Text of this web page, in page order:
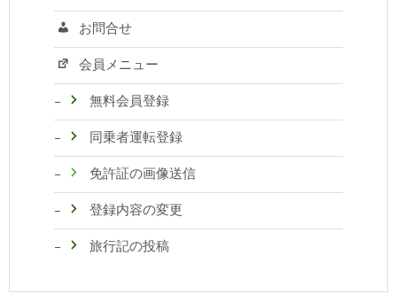
お問合せ
会員メニュー
無料会員登録
同乗者運転登録
免許証の画像送信
登録内容の変更
旅行記の投稿